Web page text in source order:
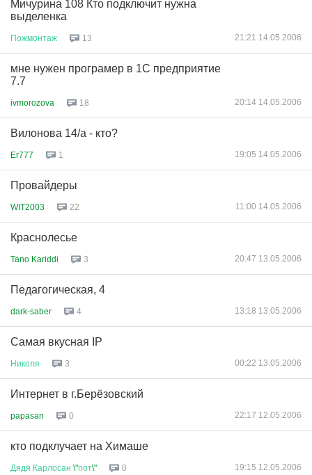
Мичурина 108 Кто подключит нужна
выделенка
Пожмонтаж 13 21:21 14.05.2006
мне нужен програмер в 1С предприятие
7.7
ivmorozova 18 20:14 14.05.2006
Вилонова 14/а - кто?
Er777 1 19:05 14.05.2006
Провайдеры
WIT2003 22 11:00 14.05.2006
Краснолесье
Tano Kariddi 3 20:47 13.05.2006
Педагогическая, 4
dark-saber 4 13:18 13.05.2006
Самая вкусная IP
Николя 3 00:22 13.05.2006
Интернет в г.Берёзовский
papasan 0 22:17 12.05.2006
кто подклучает на Химаше
Дядя Карлосан \"пот\" 0 19:15 12.05.2006